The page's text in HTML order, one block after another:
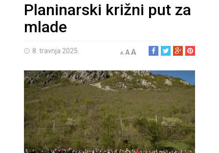
Planinarski križni put za
mlade
8. travnja 2025. A AA